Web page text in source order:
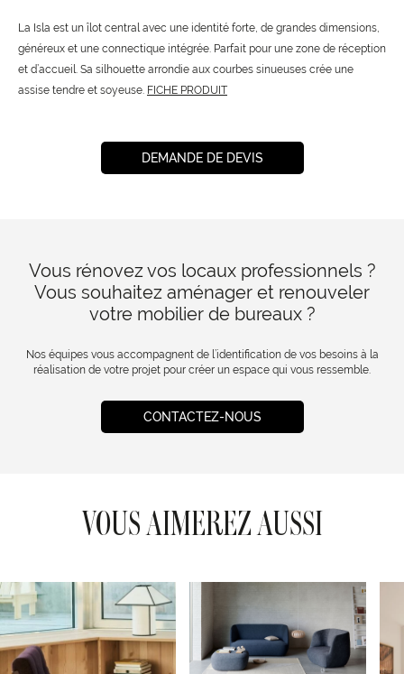
La Isla est un îlot central avec une identité forte, de grandes dimensions,
généreux et une connectique intégrée. Parfait pour une zone de réception
et d’accueil. Sa silhouette arrondie aux courbes sinueuses crée une
assise tendre et soyeuse. FICHE PRODUIT
DEMANDE DE DEVIS
Vous rénovez vos locaux professionnels ?
Vous souhaitez aménager et renouveler
votre mobilier de bureaux ?
Nos équipes vous accompagnent de l’identification de vos besoins à la
réalisation de votre projet pour créer un espace qui vous ressemble.
CONTACTEZ-NOUS
VOUS AIMEREZ AUSSI